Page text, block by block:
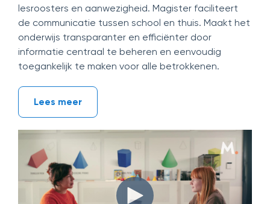
lesroosters en aanwezigheid. Magister faciliteert
de communicatie tussen school en thuis. Maakt het
onderwijs transparanter en efficiënter door
informatie centraal te beheren en eenvoudig
toegankelijk te maken voor alle betrokkenen.
Lees meer